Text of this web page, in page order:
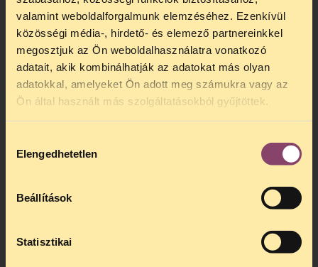
valamint weboldalforgalmunk elemzéséhez. Ezenkívül
közösségi média-, hirdető- és elemező partnereinkkel
megosztjuk az Ön weboldalhasználatra vonatkozó
adatait, akik kombinálhatják az adatokat más olyan
adatokkal, amelyeket Ön adott meg számukra vagy az
Ön által használt más szolgáltatásokból gyűjtöttek.
kiválasztása
Elengedhetetlen
Beállítások
Statisztikai
http://tasz.hu/en/hirek/assessing-first-
wave-legislation-hungarys-new-parliament